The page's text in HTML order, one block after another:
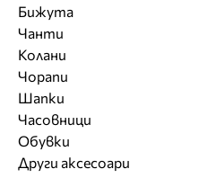
Бижута
Чанти
Колани
Чорапи
Шапки
Часовници
Обувки
Други аксесоари